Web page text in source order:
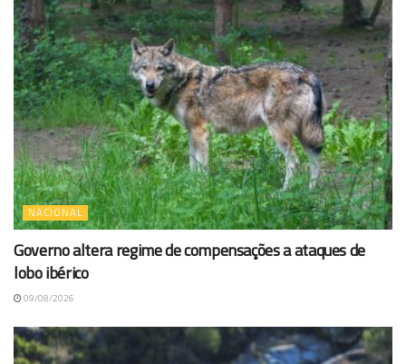
NACIONAL
Governo altera regime de compensações a ataques de
lobo ibérico
09/08/2026